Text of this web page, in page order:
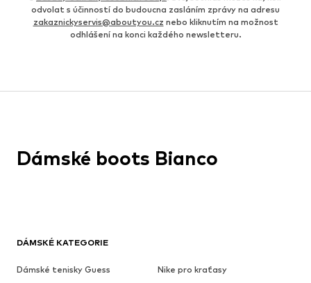
odvolat s účinností do budoucna zasláním zprávy na adresu
zakaznickyservis@aboutyou.cz nebo kliknutím na možnost
odhlášení na konci každého newsletteru.
DÁMSKÉ KATEGORIE
Dámské tenisky Guess
Nike pro kraťasy
Dámské boots Bianco